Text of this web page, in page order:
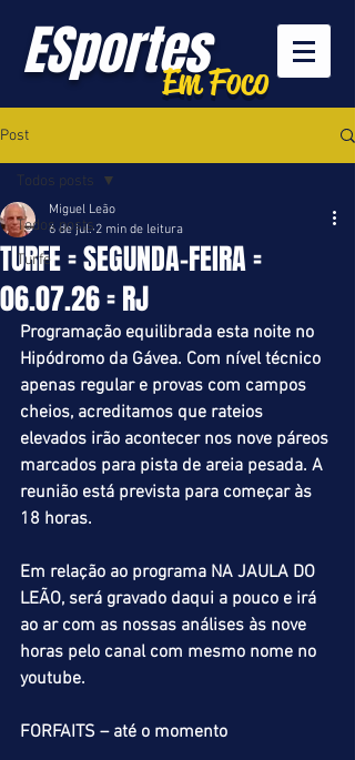
ESportesEm Foco
Post
Todos posts
Turfe
Todos posts
TURFE = SEGUNDA-FEIRA =
06.07.26 = RJ
Miguel Leão
6 de jul. 2 min de leitura
Programação equilibrada esta noite no
Hipódromo da Gávea. Com nível técnico
apenas regular e provas com campos
cheios, acreditamos que rateios
elevados irão acontecer nos nove páreos
marcados para pista de areia pesada. A
reunião está prevista para começar às
18 horas.
Em relação ao programa NA JAULA DO
LEÃO, será gravado daqui a pouco e irá
ao ar com as nossas análises às nove
horas pelo canal com mesmo nome no
youtube.
FORFAITS – até o momento